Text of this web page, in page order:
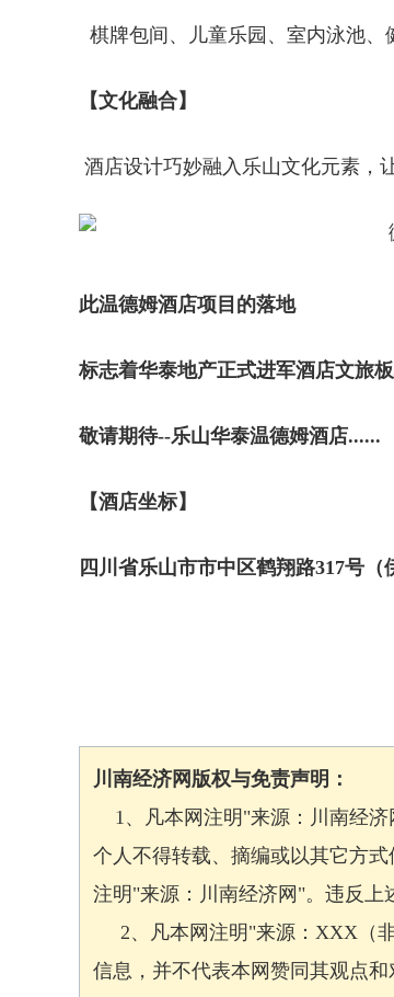
棋牌包间、儿童乐园、室内泳池、
【文化融合】
酒店设计巧妙融入乐山文化元素，
此温德姆酒店项目的落地
标志着华泰地产正式进军酒店文旅
敬请期待--乐山华泰温德姆酒店......
【酒店坐标】
四川省乐山市市中区鹤翔路317号（
川南经济网版权与免责声明：
1、凡本网注明"来源：川南经济
个人不得转载、摘编或以其它方
注明"来源：川南经济网"。违反上
2、凡本网注明"来源：XXX（
信息，并不代表本网赞同其观点和